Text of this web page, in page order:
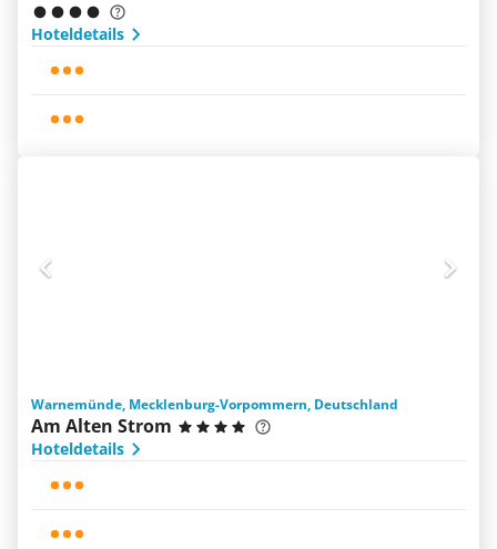
Hoteldetails
Warnemünde, Mecklenburg-Vorpommern, Deutschland
Am Alten Strom
Hoteldetails